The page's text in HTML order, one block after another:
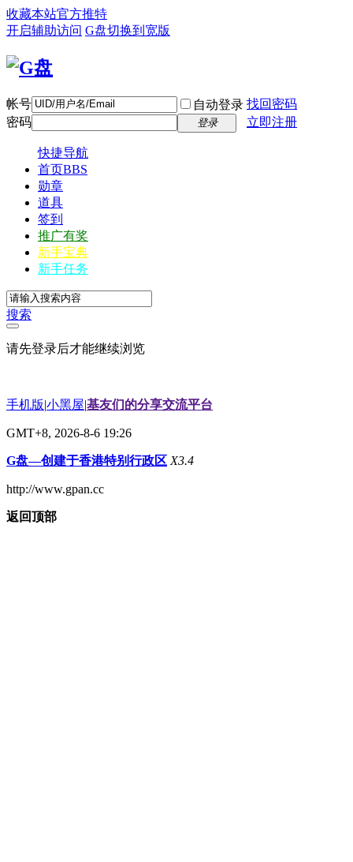
收藏本站官方推特
开启辅助访问 G盘切换到宽版
帐号 自动登录 找回密码
密码
登录 立即注册
快捷导航
首页BBS
勋章
道具
签到
推广有奖
新手宝典
新手任务
搜索
请先登录后才能继续浏览
手机版|小黑屋|基友们的分享交流平台
GMT+8, 2026-8-6 19:26
G盘—创建于香港特别行政区 X3.4
http://www.gpan.cc
返回顶部